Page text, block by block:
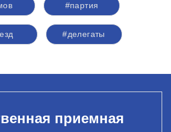
#партия
#делегаты
приемная